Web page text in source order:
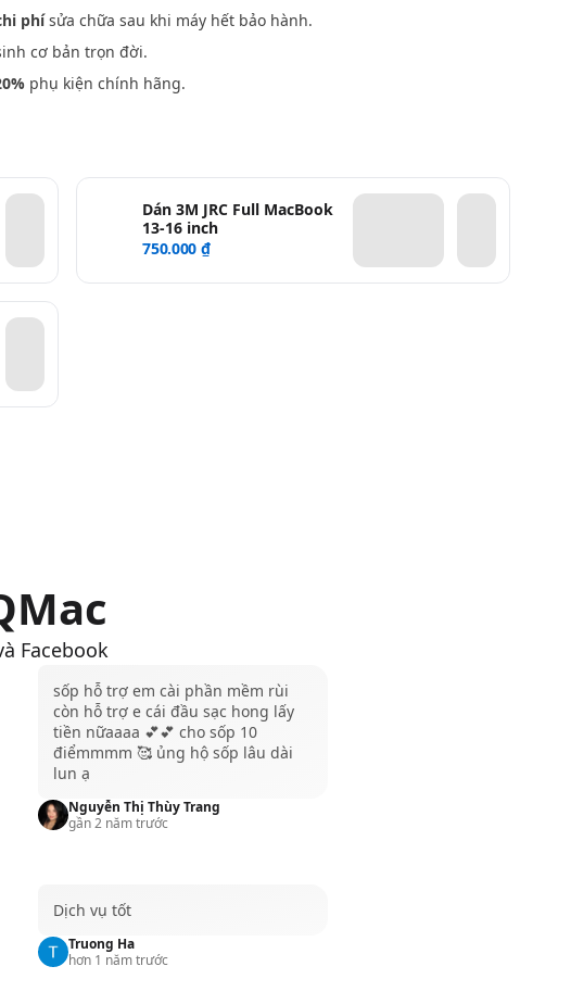
phísửa chữa sau khi máy hết bảo hành.
cơ bản trọn đời.
phụ kiện chính hãng.
Dán 3M JRC Full MacBook
13-16 inch
750.000 ₫
Facebook
sốp hỗ trợ em cài phần mềm rùi
còn hỗ trợ e cái đầu sạc hong lấy
tiền nữaaaa 💕💕 cho sốp 10
điểmmmm 🥰 ủng hộ sốp lâu dài
lun ạ
Nguyễn Thị Thùy Trang
gần 2 năm trước
Dịch vụ tốt
Truong Ha
hơn 1 năm trước